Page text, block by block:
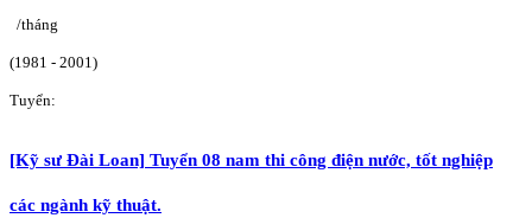
/tháng
(1981 - 2001)
Tuyển:
[Kỹ sư Đài Loan] Tuyển 08 nam thi công điện nước, tốt nghiệp
các ngành kỹ thuật.